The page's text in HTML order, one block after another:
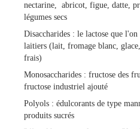
nectarine, abricot, figue, datte,
légumes secs
Disaccharides : le lactose que
laitiers (lait, fromage blanc,
frais)
Monosaccharides : fructose des
fructose industriel ajouté
Polyols : édulcorants de type
produits sucrés